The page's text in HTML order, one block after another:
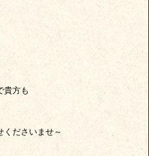
貴方も
くださいませ～